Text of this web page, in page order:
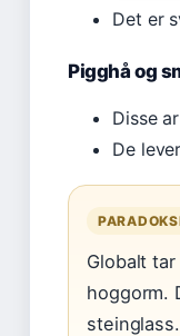
Det er
Pigghå og
Disse
De
Globalt
hoggorm.
steinglass.